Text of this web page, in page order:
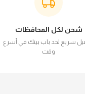
شحن لكل المحافظات
سريع لحد باب بيتك في أسرع
وقت